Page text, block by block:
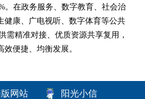
。在政务服务、数字教育、社会治
健康、广电视听、数字体育等公共
需精准对接、优质资源共享复用，
便捷、均衡发展。
网站 阳光小信